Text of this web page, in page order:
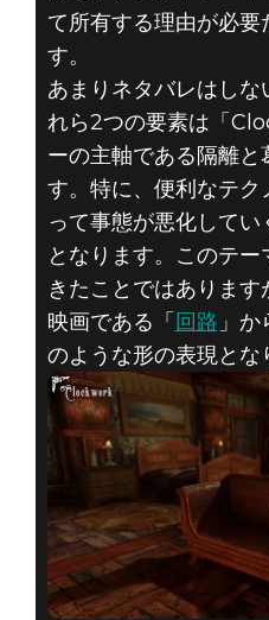
て所有する理由が必
す。
あまりネタバレはしな
れら2つの要素は「
ーの主軸である隔離と
す。特に、便利なテク
って事態が悪化して
となります。このテ
きたことではありま
映画である「 回路 」
のような形の表現とな